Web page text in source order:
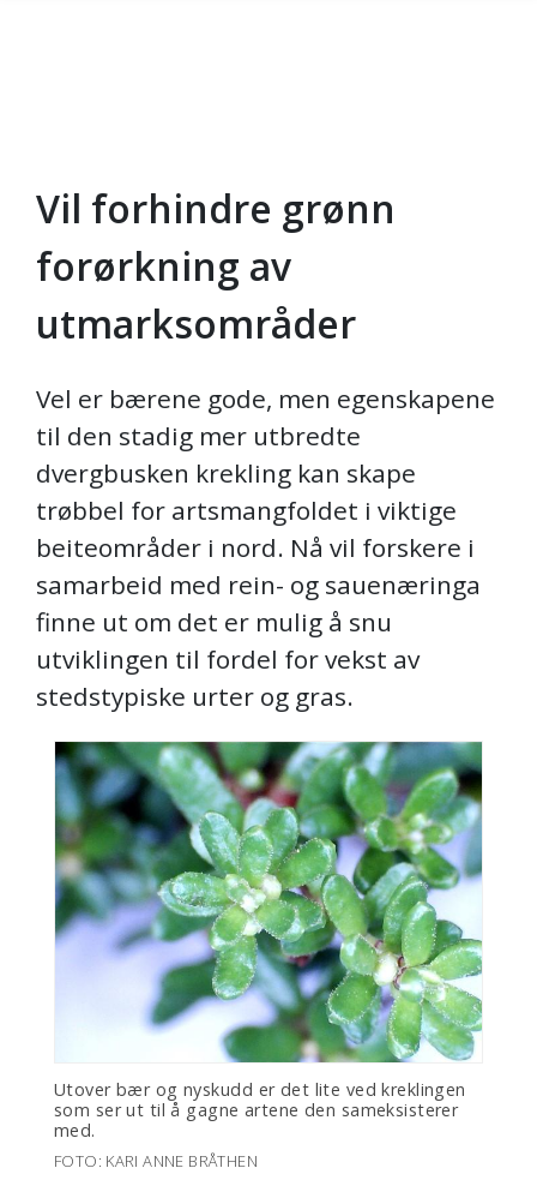
Gå til hovedinnhold
Vil forhindre grønn
forørkning av
utmarksområder
Vel er bærene gode, men egenskapene
til den stadig mer utbredte
dvergbusken krekling kan skape
trøbbel for artsmangfoldet i viktige
beiteområder i nord. Nå vil forskere i
samarbeid med rein- og sauenæringa
finne ut om det er mulig å snu
utviklingen til fordel for vekst av
stedstypiske urter og gras.
Utover bær og nyskudd er det lite ved kreklingen
som ser ut til å gagne artene den sameksisterer
med.
FOTO: KARI ANNE BRÅTHEN